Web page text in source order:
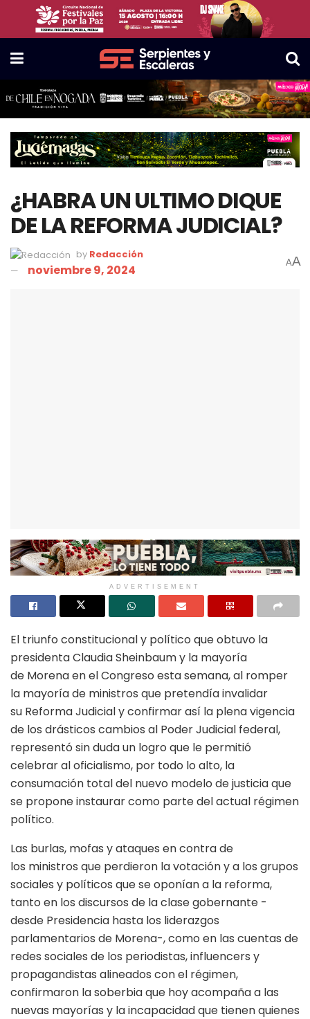
¿HABRA UN ULTIMO DIQUE
DE LA REFORMA JUDICIAL?
by Redacción
noviembre 9, 2024 AA
ADVERTISEMENT
El triunfo constitucional y político que obtuvo la
presidenta Claudia Sheinbaum y la mayoría
de Morena en el Congreso esta semana, al romper
la mayoría de ministros que pretendía invalidar
su Reforma Judicial y confirmar así la plena vigencia
de los drásticos cambios al Poder Judicial federal,
representó sin duda un logro que le permitió
celebrar al oficialismo, por todo lo alto, la
consumación total del nuevo modelo de justicia que
se propone instaurar como parte del actual régimen
político.
Las burlas, mofas y ataques en contra de
los ministros que perdieron la votación y a los grupos
sociales y políticos que se oponían a la reforma,
tanto en los discursos de la clase gobernante -
desde Presidencia hasta los liderazgos
parlamentarios de Morena-, como en las cuentas de
redes sociales de los periodistas, influencers y
propagandistas alineados con el régimen,
confirmaron la soberbia que hoy acompaña a las
nuevas mayorías y la incapacidad que tienen quienes